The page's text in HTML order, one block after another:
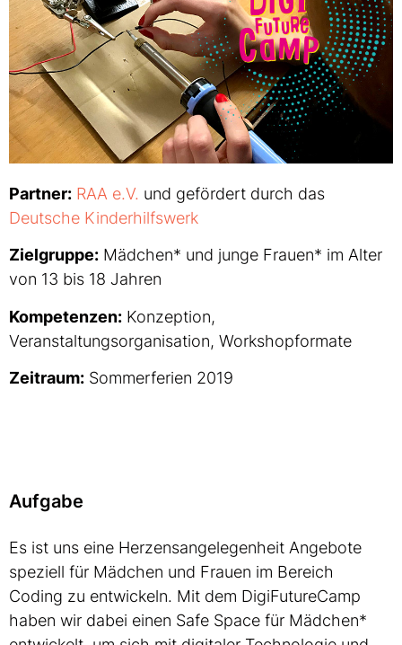
Partner: RAA e.V. und gefördert durch das
Deutsche Kinderhilfswerk
Zielgruppe: Mädchen* und junge Frauen* im Alter
von 13 bis 18 Jahren
Kompetenzen: Konzeption,
Veranstaltungsorganisation, Workshopformate
Zeitraum: Sommerferien 2019
Aufgabe
Es ist uns eine Herzensangelegenheit Angebote
speziell für Mädchen und Frauen im Bereich
Coding zu entwickeln. Mit dem DigiFutureCamp
haben wir dabei einen Safe Space für Mädchen*